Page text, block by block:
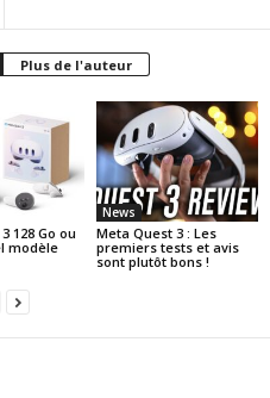
Plus de l'auteur
128 Go ou
modèle
News
Meta Quest 3 : Les
premiers tests et avis
sont plutôt bons !